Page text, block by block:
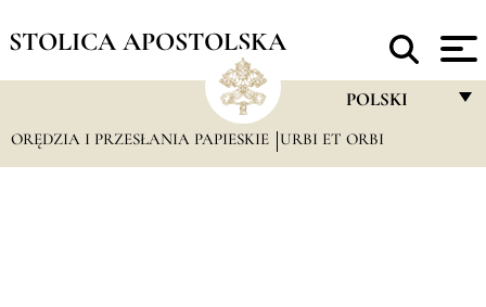
STOLICA APOSTOLSKA
POLSKI
FRANÇAIS
ORĘDZIA I PRZESŁANIA PAPIESKIE URBI ET ORBI